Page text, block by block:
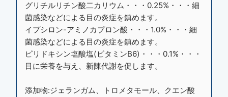
グリチルリチン酸二カリウム・・・0.25%・・・細
菌感染などによる目の炎症を鎮めます。
イプシロン-アミノカプロン酸・・・1.0%・・・細
菌感染などによる目の炎症を鎮めます。
ピリドキシン塩酸塩(ビタミンB6)・・・0.1%・・・
目に栄養を与え、新陳代謝を促します。
添加物:ジェランガム、トロメタモール、クエン酸